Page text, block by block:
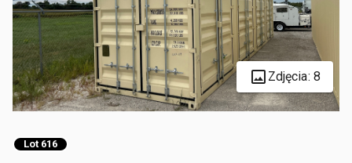
Zdjęcia: 8
Lot 616